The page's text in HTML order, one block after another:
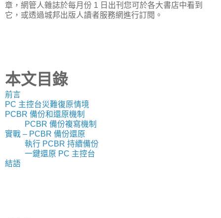
章，網管人雜誌於每月份 1 日出刊您可於各大書店中看到
它，或透過城邦出版人讀者服務網進行訂閱。
本文目錄
前言
PC 主控台災難復原情境
PCBR 備份和還原機制
PCBR 備份複寫機制
實戰 – PCBR 備份還原
執行 PCBR 持續備份
一鍵還原 PC 主控台
結語